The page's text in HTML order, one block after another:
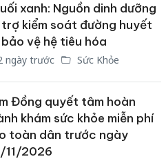
xanh: Nguồn dinh dưỡng
trợ kiểm soát đường huyết
vệ hệ tiêu hóa
ngày trước Sức Khỏe
Đồng quyết tâm hoàn
khám sức khỏe miễn phí
toàn dân trước ngày
11/2026